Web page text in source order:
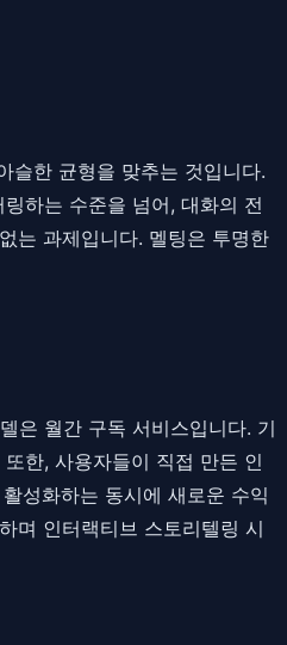
슬한 균형을 맞추는 것입니다.
하는 수준을 넘어, 대화의 전
는 과제입니다. 멜팅은 투명한
은 월간 구독 서비스입니다. 기
한, 사용자들이 직접 만든 인
성화하는 동시에 새로운 수익
며 인터랙티브 스토리텔링 시